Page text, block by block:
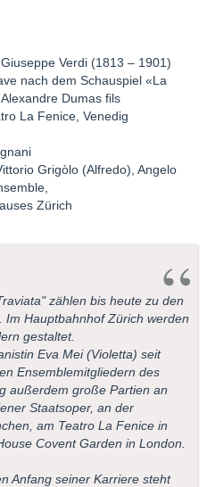
Verdi (1813 – 1901)
nach dem Schauspiel «La
Dumas fils
La Fenice, Venedig
Grigòlo (Alfredo), Angelo
Zürich
zählen bis heute zu den
Hauptbahnhof Zürich werden
gestaltet.
Eva Mei (Violetta) seit
Ensemblemitgliedern des
außerdem große Partien an
Staatsoper, an der
am Teatro La Fenice in
Covent Garden in London.
Anfang seiner Karriere steht